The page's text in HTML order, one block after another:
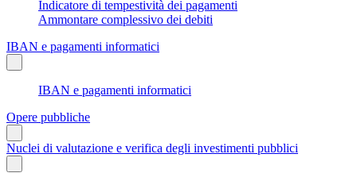
Indicatore di tempestività dei pagamenti
Ammontare complessivo dei debiti
IBAN e pagamenti informatici
IBAN e pagamenti informatici
Opere pubbliche
Nuclei di valutazione e verifica degli investimenti pubblici